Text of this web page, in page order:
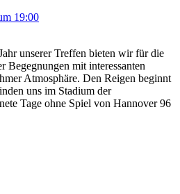
19:00
unserer Treffen bieten wir für die
Begegnungen mit interessanten
Atmosphäre. Den Reigen beginnt
uns im Stadium der
Tage ohne Spiel von Hannover 96